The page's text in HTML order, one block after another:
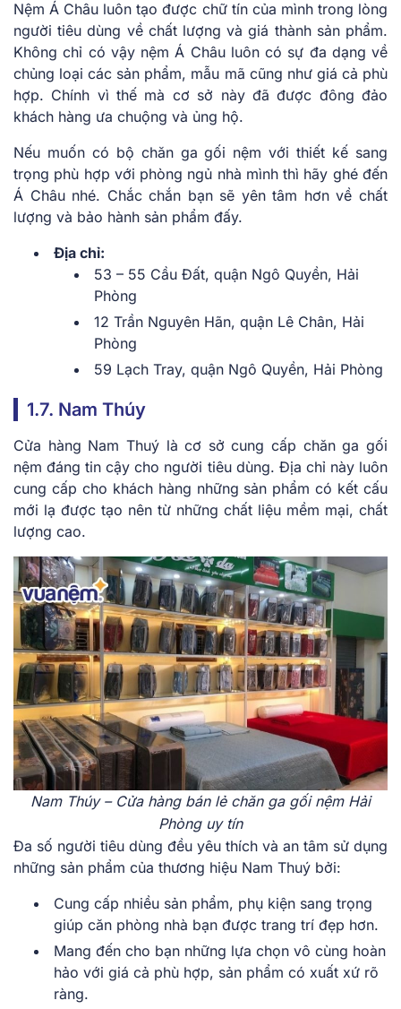
Nệm Á Châu luôn tạo được chữ tín của mình trong lòng
người tiêu dùng về chất lượng và giá thành sản phẩm.
Không chỉ có vậy nệm Á Châu luôn có sự đa dạng về
chủng loại các sản phẩm, mẫu mã cũng như giá cả phù
hợp. Chính vì thế mà cơ sở này đã được đông đảo
khách hàng ưa chuộng và ủng hộ.
Nếu muốn có bộ chăn ga gối nệm với thiết kế sang
trọng phù hợp với phòng ngủ nhà mình thì hãy ghé đến
Á Châu nhé. Chắc chắn bạn sẽ yên tâm hơn về chất
lượng và bảo hành sản phẩm đấy.
Địa chỉ:
53 – 55 Cầu Đất, quận Ngô Quyền, Hải
Phòng
12 Trần Nguyên Hãn, quận Lê Chân, Hải
Phòng
59 Lạch Tray, quận Ngô Quyền, Hải Phòng
1.7. Nam Thúy
Cửa hàng Nam Thuý là cơ sở cung cấp chăn ga gối
nệm đáng tin cậy cho người tiêu dùng. Địa chỉ này luôn
cung cấp cho khách hàng những sản phẩm có kết cấu
mới lạ được tạo nên từ những chất liệu mềm mại, chất
lượng cao.
Nam Thúy – Cửa hàng bán lẻ chăn ga gối nệm Hải
Phòng uy tín
Đa số người tiêu dùng đều yêu thích và an tâm sử dụng
những sản phẩm của thương hiệu Nam Thuý bởi:
Cung cấp nhiều sản phẩm, phụ kiện sang trọng
giúp căn phòng nhà bạn được trang trí đẹp hơn.
Mang đến cho bạn những lựa chọn vô cùng hoàn
hảo với giá cả phù hợp, sản phẩm có xuất xứ rõ
ràng.